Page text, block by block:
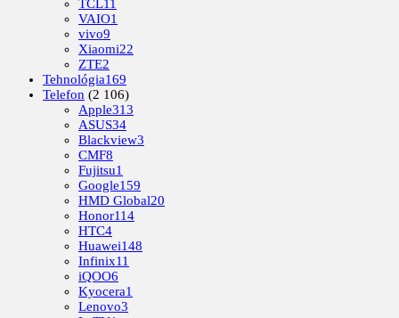
TCL11
VAIO1
vivo9
Xiaomi22
ZTE2
Tehnológia169
Telefon (2 106)
Apple313
ASUS34
Blackview3
CMF8
Fujitsu1
Google159
HMD Global20
Honor114
HTC4
Huawei148
Infinix11
iQOO6
Kyocera1
Lenovo3